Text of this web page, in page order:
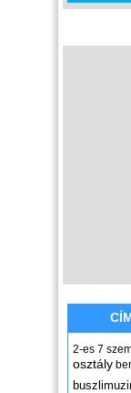
2-es 7
osztály